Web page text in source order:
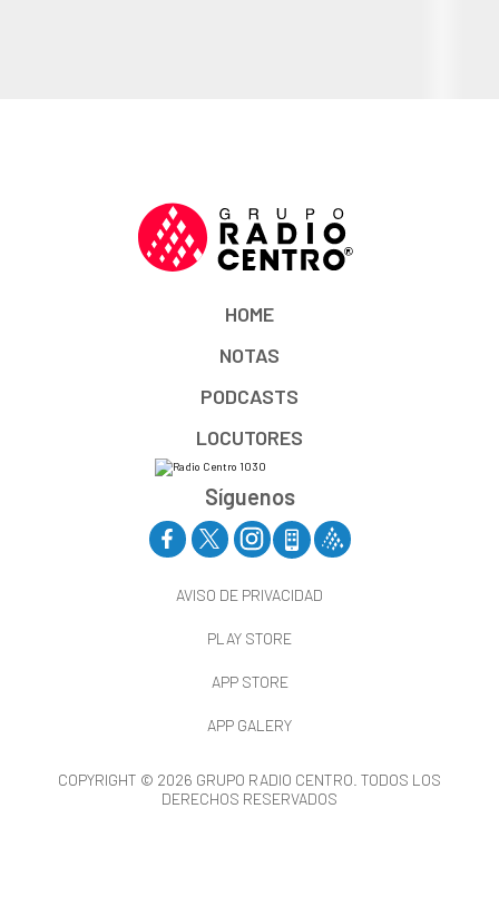
HOME
NOTAS
PODCASTS
LOCUTORES
Síguenos
AVISO DE PRIVACIDAD
PLAY STORE
APP STORE
APP GALERY
COPYRIGHT © 2026 GRUPO RADIO CENTRO. TODOS LOS
DERECHOS RESERVADOS